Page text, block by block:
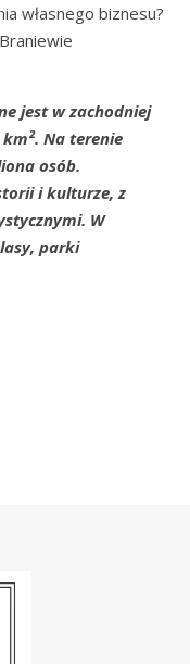
własnego biznesu?
jest w zachodniej
Na terenie
osób.
i kulturze, z
W
parki